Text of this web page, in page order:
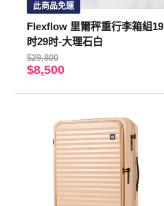
此商品免運
Flexflow 里爾秤重行李箱組19
时29时-大理石白
$29,800
$8,500